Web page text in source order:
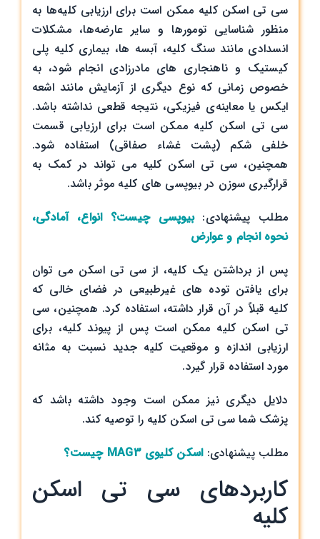
سی تی اسکن کلیه ممکن است برای ارزیابی کلیه‌ها به
منظور شناسایی تومورها و سایر عارضه‌ها، مشکلات
انسدادی مانند سنگ کلیه، آبسه ها، بیماری کلیه پلی
کیستیک و ناهنجاری های مادرزادی انجام شود، به
خصوص زمانی که نوع دیگری از آزمایش مانند اشعه
ایکس یا معاینه‌ی فیزیکی، نتیجه قطعی نداشته باشد.
سی تی اسکن کلیه ممکن است برای ارزیابی قسمت
خلفی شکم (پشت غشاء صفاقی) استفاده شود.
همچنین، سی تی ‌اسکن کلیه می تواند در کمک به
قرارگیری سوزن در بیوپسی های کلیه موثر باشد.
مطلب پیشنهادی:بیوپسی چیست؟ انواع، آمادگی،
نحوه انجام و عوارض
پس از برداشتن یک کلیه، از سی تی اسکن می توان
برای یافتن توده های غیرطبیعی در فضای خالی که
کلیه قبلاً در آن قرار داشته، استفاده کرد. همچنین، سی
تی اسکن‌ کلیه ممکن است پس از پیوند کلیه، برای
ارزیابی اندازه و موقعیت کلیه جدید نسبت به مثانه
مورد استفاده قرار گیرد.
دلایل دیگری نیز ممکن است وجود داشته باشد که
پزشک شما سی تی اسکن کلیه را توصیه کند.
مطلب پیشنهادی:اسکن کلیوی MAG3 چیست؟
کاربردهای سی تی اسکن
کلیه